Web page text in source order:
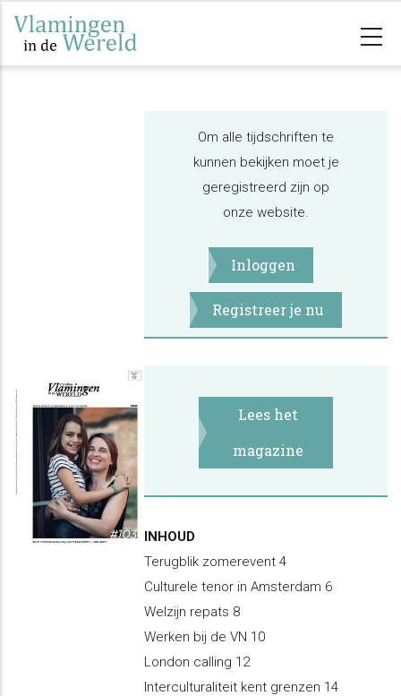
Overslaan
naar
Om alle tijdschriften te
kunnen bekijken moet je
geregistreerd zijn op
onze website.
Inloggen
Registreer je nu
Lees het
magazine
INHOUD
Terugblik zomerevent 4
Culturele tenor in Amsterdam 6
Welzijn repats 8
Werken bij de VN 10
London calling 12
Interculturaliteit kent grenzen 14